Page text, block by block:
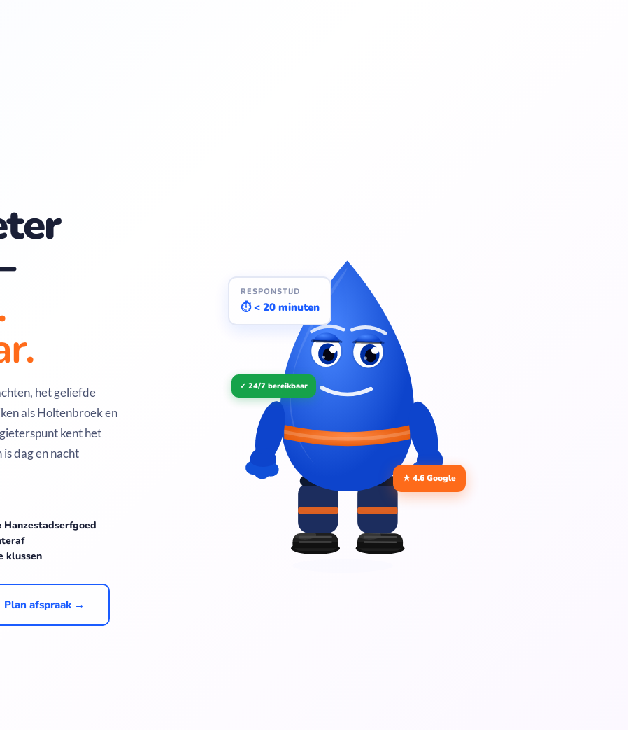
het geliefde
als Holtenbroek en
kent het
dag en nacht
Hanzestadserfgoed
klussen
Plan afspraak →
RESPONSTIJD
⏱ < 20 minuten
★ 4.6 Google
✓ 24/7 bereikbaar